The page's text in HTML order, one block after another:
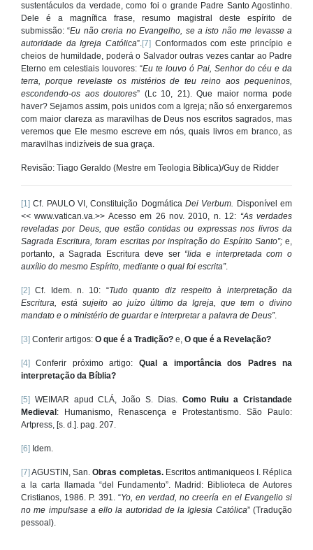
sustentáculos da verdade, como foi o grande Padre Santo Agostinho.
Dele é a magnífica frase, resumo magistral deste espírito de
submissão: “Eu não creria no Evangelho, se a isto não me levasse a
autoridade da Igreja Católica”.[7] Conformados com este princípio e
cheios de humildade, poderá o Salvador outras vezes cantar ao Padre
Eterno em celestiais louvores: “Eu te louvo ó Pai, Senhor do céu e da
terra, porque revelaste os mistérios de teu reino aos pequeninos,
escondendo-os aos doutores” (Lc 10, 21). Que maior norma pode
haver? Sejamos assim, pois unidos com a Igreja; não só enxergaremos
com maior clareza as maravilhas de Deus nos escritos sagrados, mas
veremos que Ele mesmo escreve em nós, quais livros em branco, as
maravilhas indizíveis de sua graça.
Revisão: Tiago Geraldo (Mestre em Teologia Bíblica)/Guy de Ridder
[1] Cf. PAULO VI, Constituição Dogmática Dei Verbum. Disponível em
<<www.vatican.va.>> Acesso em 26 nov. 2010, n. 12: “As verdades
reveladas por Deus, que estão contidas ou expressas nos livros da
Sagrada Escritura, foram escritas por inspiração do Espírito Santo”;e,
portanto, a Sagrada Escritura deve ser“lida e interpretada com o
auxílio do mesmo Espírito, mediante o qual foi escrita”.
[2] Cf. Idem. n. 10: “Tudo quanto diz respeito à interpretação da
Escritura, está sujeito ao juízo último da Igreja, que tem o divino
mandato e o ministério de guardar e interpretar a palavra de Deus”.
[3] Conferir artigos: O que é a Tradição? e, O que é a Revelação?
[4] Conferir próximo artigo: Qual a importância dos Padres na
interpretação da Bíblia?
[5] WEIMAR apud CLÁ, João S. Dias. Como Ruiu a Cristandade
Medieval :
Humanismo, Renascença e Protestantismo. São Paulo:
Artpress, [s. d.]. pag. 207.
[6] Idem.
[7] AGUSTIN, San.Obras completas. Escritos antimaniqueos I. Réplica
a la carta llamada “del Fundamento”. Madrid: Biblioteca de Autores
Cristianos, 1986. P. 391. “Yo, en verdad, no creería en el Evangelio si
no me impulsase a ello la autoridad de la Iglesia Católica” (Tradução
pessoal).